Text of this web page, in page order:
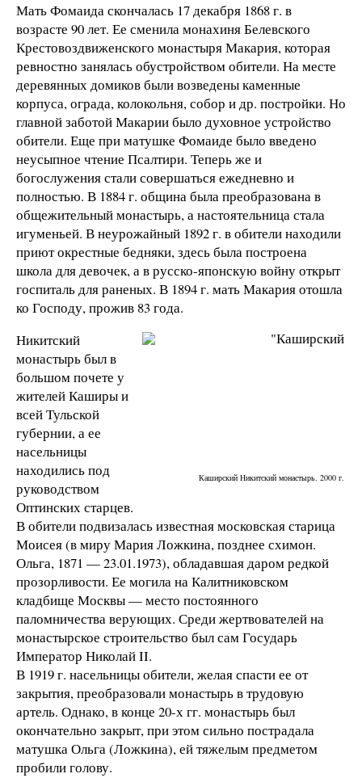
Мать Фомаида скончалась 17 декабря 1868 г. в
возрасте 90 лет. Ее сменила монахиня Белевского
Крестовоздвиженского монастыря Макария, которая
ревностно занялась обустройством обители. На месте
деревянных домиков были возведены каменные
корпуса, ограда, колокольня, собор и др. постройки. Но
главной заботой Макарии было духовное устройство
обители. Еще при матушке Фомаиде было введено
неусыпное чтение Псалтири. Теперь же и
богослужения стали совершаться ежедневно и
полностью. В 1884 г. община была преобразована в
общежительный монастырь, а настоятельница стала
игуменьей. В неурожайный 1892 г. в обители находили
приют окрестные бедняки, здесь была построена
школа для девочек, а в русско-японскую войну открыт
госпиталь для раненых. В 1894 г. мать Макария отошла
ко Господу, прожив 83 года.
Каширский Никитский монастырь. 2000 г.
Никитский
монастырь был в
большом почете у
жителей Каширы и
всей Тульской
губернии, а ее
насельницы
находились под
руководством
Оптинских старцев.
В обители подвизалась известная московская старица
Моисея (в миру Мария Ложкина, позднее схимон.
Ольга, 1871 — 23.01.1973), обладавшая даром редкой
прозорливости. Ее могила на Калитниковском
кладбище Москвы — место постоянного
паломничества верующих. Среди жертвователей на
монастырское строительство был сам Государь
Император Николай II.
В 1919 г. насельницы обители, желая спасти ее от
закрытия, преобразовали монастырь в трудовую
артель. Однако, в конце 20-х гг. монастырь был
окончательно закрыт, при этом сильно пострадала
матушка Ольга (Ложкина), ей тяжелым предметом
пробили голову.